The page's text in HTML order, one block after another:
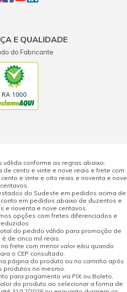
E QUALIDADE
do Fabricante
válida conforme as regras abaixo:
cento e vinte e nove reais e frete com
e vinte e oito reais e noventa e nove
centavos.
do Sudeste em pedidos acima de
em pedidos abaixo de duzentos e
e noventa e nove centavos.
opções com fretes diferenciados e
do pedido válido para promoção de
de cinco mil reais.
frete com menor valor e/ou quando
o CEP consultado.
página do produto ou no carrinho após
produtos no mesmo.
para pagamento via PIX ou Boleto,
do produto ao selecionar a forma de